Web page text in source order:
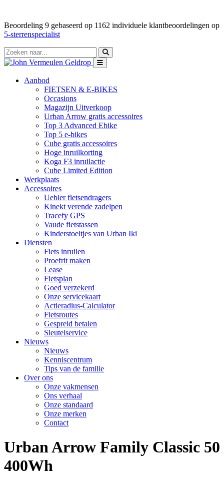
Beoordeling 9 gebaseerd op 1162 individuele klantbeoordelingen op
5-sterrenspecialist
Aanbod
FIETSEN & E-BIKES
Occasions
Magazijn Uitverkoop
Urban Arrow gratis accessoires
Top 3 Advanced Ebike
Top 5 e-bikes
Cube gratis accessoires
Hoge inruilkorting
Koga F3 inruilactie
Cube Limited Edition
Werkplaats
Accessoires
Uebler fietsendragers
Kinekt verende zadelpen
Tracefy GPS
Vaude fietstassen
Kinderstoeltjes van Urban Iki
Diensten
Fiets inruilen
Proefrit maken
Lease
Fietsplan
Goed verzekerd
Onze servicekaart
Actieradius-Calculator
Fietsroutes
Gespreid betalen
Sleutelservice
Nieuws
Nieuws
Kenniscentrum
Tips van de familie
Over ons
Onze vakmensen
Ons verhaal
Onze standaard
Onze merken
Contact
Urban Arrow Family Classic 50
400Wh